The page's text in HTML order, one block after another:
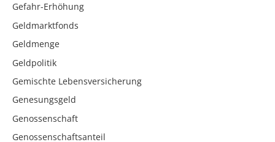
Gefahr-Erhöhung
Geldmarktfonds
Geldmenge
Geldpolitik
Gemischte Lebensversicherung
Genesungsgeld
Genossenschaft
Genossenschaftsanteil